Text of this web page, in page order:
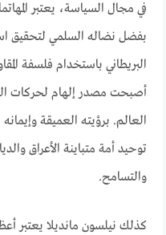
في مجال السياسة، يعتبر
بفضل نضاله السلمي لتحقيق
البريطاني باستخدام فلسفة
أصبحت مصدر إلهام لحركات
العالم. برؤيته العميقة
توحيد أمة متباينة الأعراق
والتسامح.
كذلك نيلسون مانديلا يعتبر